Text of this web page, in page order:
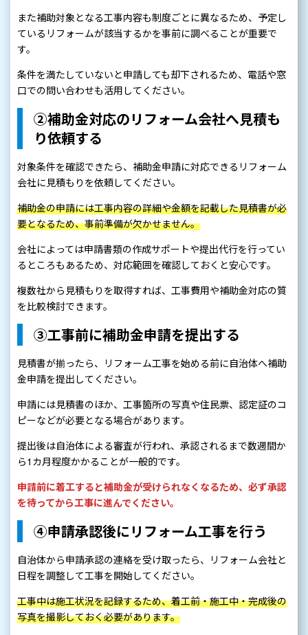
また補助対象となる工事内容も制度ごとに異なるため、予定し
ているリフォームが該当するかを事前に調べることが重要で
す。
条件を満たしていないと申請しても却下されるため、電話や窓
口での問い合わせも活用してください。
②補助金対応のリフォーム会社へ見積も
り依頼する
対象条件を確認できたら、補助金申請に対応できるリフォーム
会社に見積もりを依頼してください。
補助金の申請には工事内容の詳細や金額を記載した見積書が必
要となるため、事前準備が欠かせません。
会社によっては申請書類の作成サポートや提出代行を行ってい
るところもあるため、対応範囲を確認しておくと安心です。
複数社から見積もりを取得すれば、工事費用や補助金対応の質
を比較検討できます。
③工事前に補助金申請を提出する
見積書が揃ったら、リフォーム工事を始める前に自治体へ補助
金申請を提出してください。
申請には見積書のほか、工事箇所の写真や住民票、認定証のコ
ピーなどが必要となる場合があります。
提出後は自治体による審査が行われ、承認されるまで数週間か
ら1カ月程度かかることが一般的です。
申請前に着工すると補助金が受けられなくなるため、必ず承認
を待ってから工事に進んでください。
④申請承認後にリフォーム工事を行う
自治体から申請承認の連絡を受け取ったら、リフォーム会社と
日程を調整して工事を開始してください。
工事中は施工状況を記録するため、着工前・施工中・完成後の
写真を撮影しておく必要があります。